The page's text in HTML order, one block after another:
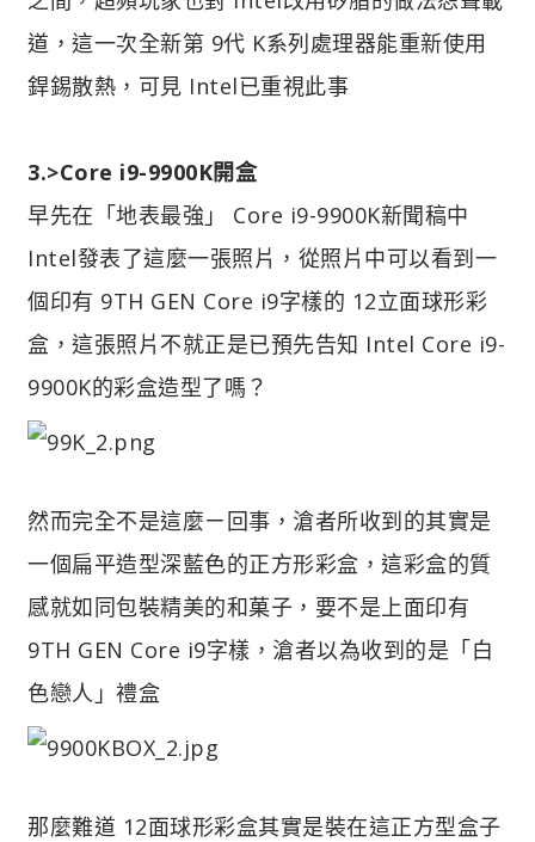
道，這一次全新第 9代 K系列處理器能重新使用
銲錫散熱，可見 Intel已重視此事
3.>Core i9-9900K開盒
早先在「地表最強」 Core i9-9900K新聞稿中
Intel發表了這麼一張照片，從照片中可以看到一
個印有 9TH GEN Core i9字樣的 12立面球形彩
盒，這張照片不就正是已預先告知 Intel Core i9-
9900K的彩盒造型了嗎？
然而完全不是這麼ㄧ回事，滄者所收到的其實是
一個扁平造型深藍色的正方形彩盒，這彩盒的質
感就如同包裝精美的和菓子，要不是上面印有
9TH GEN Core i9字樣，滄者以為收到的是「白
色戀人」禮盒
那麼難道 12面球形彩盒其實是裝在這正方型盒子